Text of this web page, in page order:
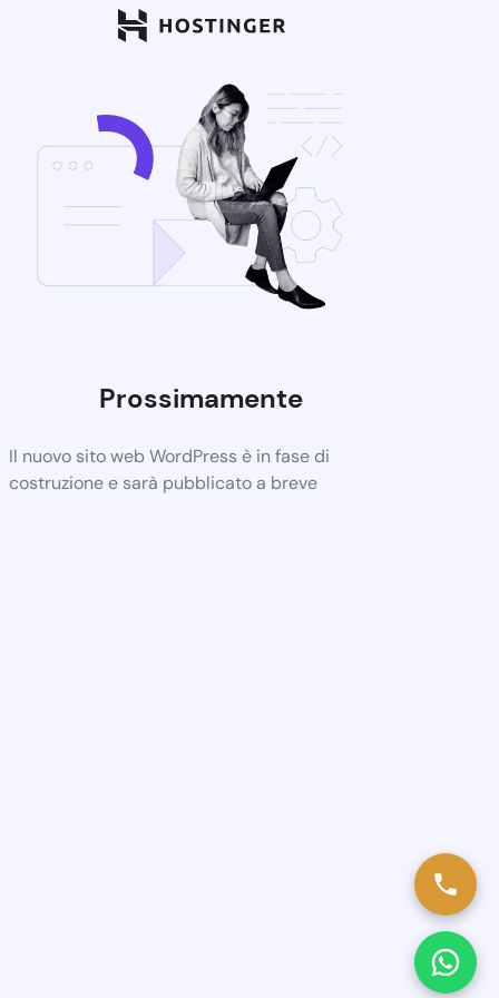
Prossimamente
Il nuovo sito web WordPress è in fase di
costruzione e sarà pubblicato a breve